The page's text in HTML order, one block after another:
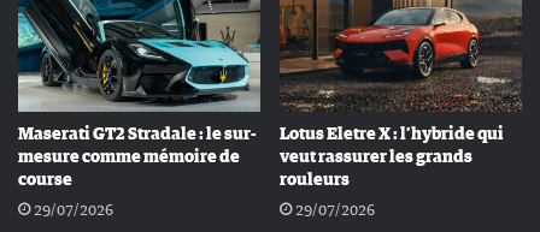
Maserati GT2 Stradale : le sur-
mesure comme mémoire de
course
29/07/2026
Lotus Eletre X : l’hybride qui
veut rassurer les grands
rouleurs
29/07/2026